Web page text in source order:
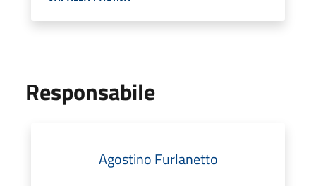
Responsabile
Agostino Furlanetto